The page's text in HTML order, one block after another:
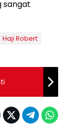
sangat
Haji Robert